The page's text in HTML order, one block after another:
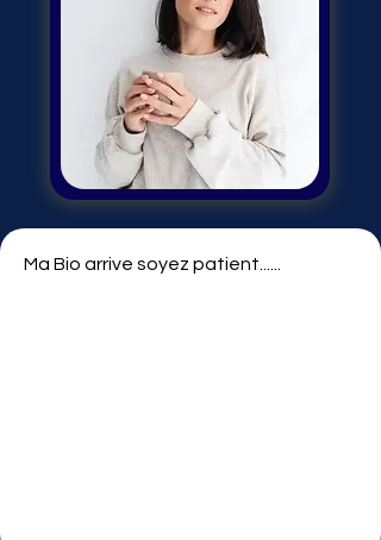
Ma Bio arrive soyez patient......